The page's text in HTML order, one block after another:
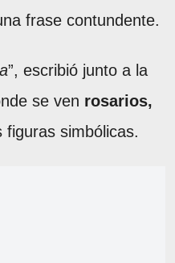
frase contundente.
”, escribió junto a la
se ven rosarios,
figuras simbólicas.